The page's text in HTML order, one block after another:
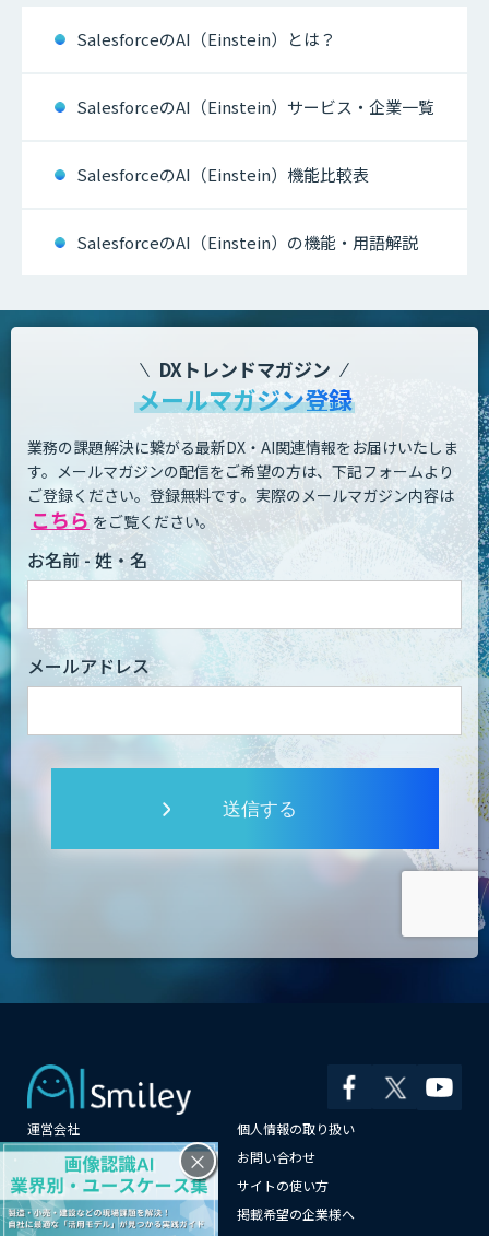
SalesforceのAI（Einstein）とは？
SalesforceのAI（Einstein）サービス・企業一覧
SalesforceのAI（Einstein）機能比較表
SalesforceのAI（Einstein）の機能・用語解説
DXトレンドマガジン
メールマガジン登録
業務の課題解決に繋がる最新DX・AI関連情報をお届けいたしま
す。 メールマガジンの配信をご希望の方は、下記フォームより
ご登録ください。登録無料です。 実際のメールマガジン内容は
こちら をご覧ください。
お名前 - 姓・名
メールアドレス
送信する
運営会社
個人情報の取り扱い
よくある質問
お問い合わせ
メールマガジン登録
サイトの使い方
情報提供はこちらから
掲載希望の企業様へ
×